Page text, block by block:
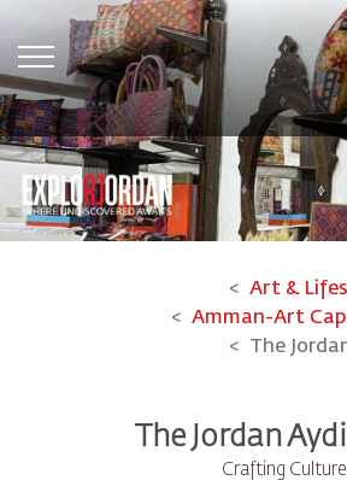
Art &
Amman-Art
The
The Jordan
Crafting